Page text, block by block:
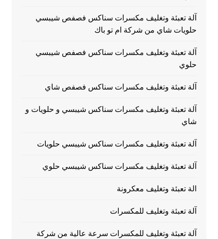
آلة تعبئة وتغليف مكسرات سناكس فصفص شيبسي
حلويات شاي من شركة ام تو باك
آلة تعبئة وتغليف مكسرات سناكس فصفص شيبسي
حلوي
آلة تعبئة وتغليف مكسرات سناكس فصفص شاي
آلة تعبئة وتغليف مكسرات سناكس شيبسي و حلويات و
شاي
آلة تعبئة وتغليف مكسرات سناكس شيبسي حلويات
آلة تعبئة وتغليف مكسرات سناكس شيبسي حلوي
الة تعبئة وتغليف معكرونة
آلة تعبئة وتغليف للمكسرات
آلة تعبئة وتغليف للمكسرات سرعة عالية من شركة